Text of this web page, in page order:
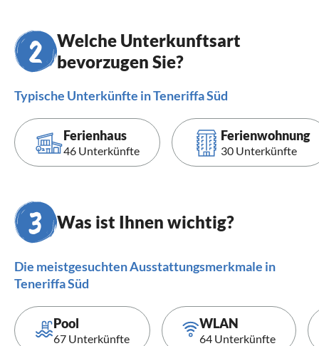
Welche Unterkunftsart
bevorzugen Sie?
Typische Unterkünfte in Teneriffa Süd
Ferienhaus
46 Unterkünfte
Ferienwohnung
30 Unterkünfte
Was ist Ihnen wichtig?
Die meistgesuchten Ausstattungsmerkmale in
Teneriffa Süd
Pool
67 Unterkünfte
WLAN
64 Unterkünfte